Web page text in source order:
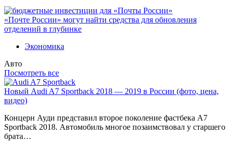
«Почте России» могут найти средства для обновления
отделений в глубинке
Экономика
Авто
Посмотреть все
Новый Audi A7 Sportback 2018 — 2019 в России (фото, цена,
видео)
Концерн Ауди представил второе поколение фастбека A7
Sportback 2018. Автомобиль многое позаимствовал у старшего
брата…